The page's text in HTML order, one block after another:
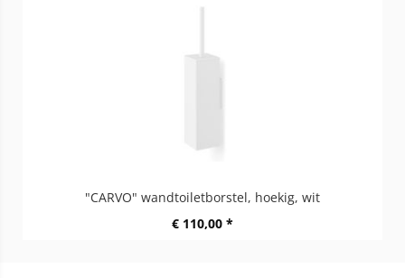
"CARVO" wandtoiletborstel, hoekig, wit
€ 110,00 *